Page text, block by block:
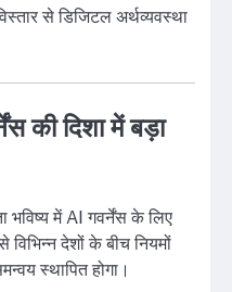
से डिजिटल अर्थव्यवस्था
की दिशा में बड़ा
भविष्य में AI गवर्नेंस के लिए
देशों के बीच नियमों
स्थापित होगा।